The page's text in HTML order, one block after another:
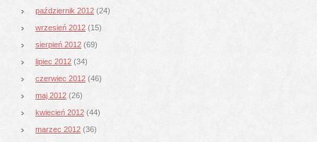
październik 2012 (24)
wrzesień 2012 (15)
sierpień 2012 (69)
lipiec 2012 (34)
czerwiec 2012 (46)
maj 2012 (26)
kwiecień 2012 (44)
marzec 2012 (36)